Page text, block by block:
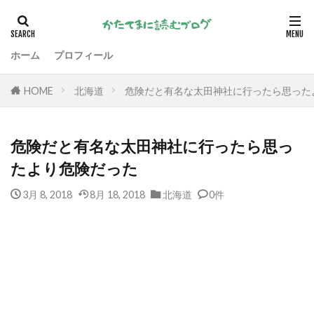
ホーム プロフィール
HOME 北海道 危険だと有名な太田神社に行ったら思っ
危険だと有名な太田神社に行ったら思っ
たより危険だった
3月 8, 2018 8月 18, 2018 北海道 0件